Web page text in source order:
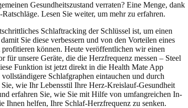
Gesundheitszustand verraten? Eine Menge, dank
Lesen Sie weiter, um mehr zu erfahren.
Schlaftracking der Schlüssel ist, um einen
Sie diese verbessern und von den Vorteilen eines
können. Heute veröffentlichen wir einen
unsere Geräte, die die Herzfrequenz messen – Steel
Funktion ist jetzt direkt in die Health Mate App
Schlafgraphen eintauchen und durch
wie Ihr Lebensstil Ihre Herz-Kreislauf-Gesundheit
erfahren Sie, wie Sie mit Hilfe von umfangreichen In-
Ihnen helfen, Ihre Schlaf-Herzfrequenz zu senken.